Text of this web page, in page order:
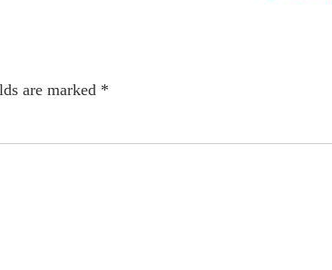
are marked *